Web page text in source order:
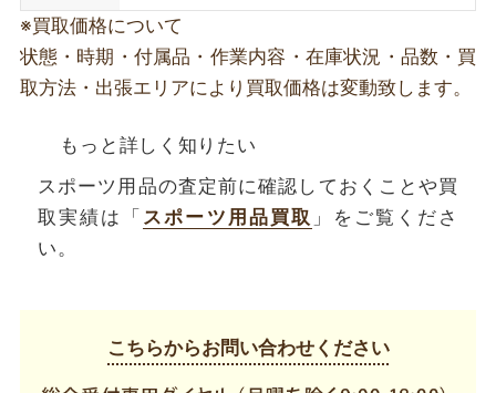
※買取価格について
状態・時期・付属品・作業内容・在庫状況・品数・買
取方法・出張エリアにより買取価格は変動致します。
もっと詳しく知りたい
スポーツ用品の査定前に確認しておくことや買
取実績は「 スポーツ用品買取 」をご覧くださ
い。
こちらからお問い合わせください